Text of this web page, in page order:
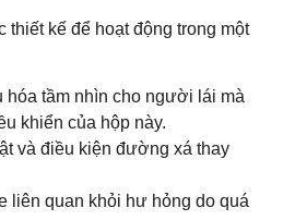
kế để hoạt động trong một
hóa tầm nhìn cho người lái mà
khiển của hộp này.
và điều kiện đường xá thay
liên quan khỏi hư hỏng do quá